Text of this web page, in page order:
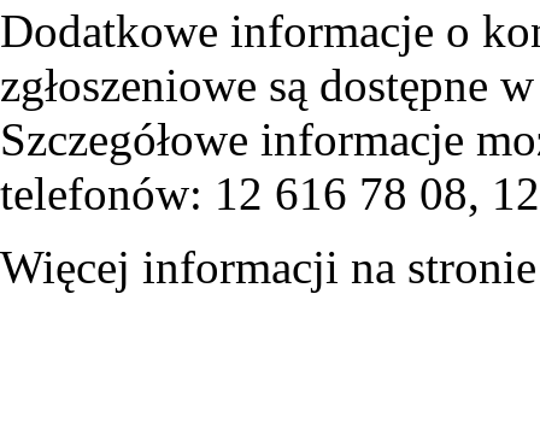
Dodatkowe informacje o
zgłoszeniowe są dostępne
Szczegółowe informacje
telefonów: 12 616 78 08,
Więcej informacji na